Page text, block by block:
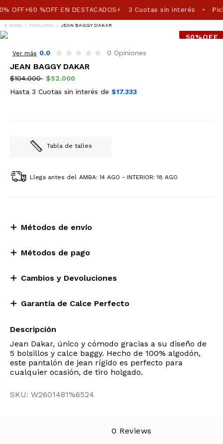
OFF⚡60 %OFF EN DESTACADOS⚡ 3 Cuotas sin interés •
Home | Productos | JEAN BAGGY DAKAR
50%OFF
Ver más 0.0 0 Opiniones
JEAN BAGGY DAKAR
$104.000 $52.000
Hasta 3 Cuotas sin interés de $17.333
Tabla de talles
Llega antes del AMBA: 14 AGO - INTERIOR: 18 AGO
Métodos de envío
Métodos de pago
Cambios y Devoluciones
Garantía de Calce Perfecto
Descripción
Jean Dakar, único y cómodo gracias a su diseño de
5 bolsillos y calce baggy. Hecho de 100% algodón,
este pantalón de jean rígido es perfecto para
cualquier ocasión, de tiro holgado.
SKU: W2601481%6524
0 Reviews